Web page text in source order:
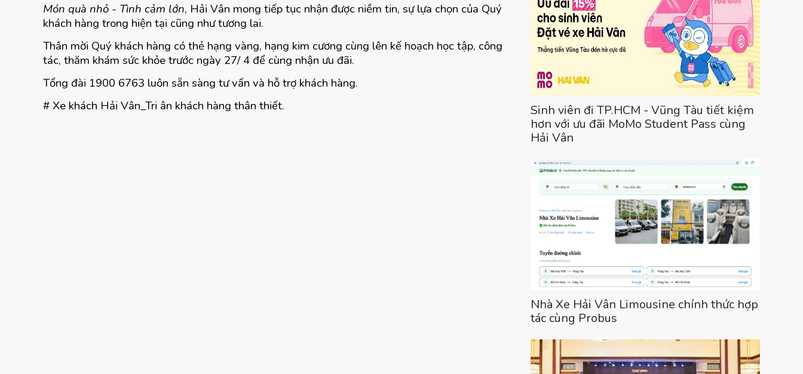
Món quà nhỏ - Tình cảm lớn, Hải Vân mong tiếp tục nhận được niềm tin, sự lựa chọn của Quý
khách hàng trong hiện tại cũng như tương lai.
Thân mời Quý khách hàng có thẻ hạng vàng, hạng kim cương cùng lên kế hoạch học tập, công
tác, thăm khám sức khỏe trước ngày 27/ 4 để cùng nhận ưu đãi.
Tổng đài 1900 6763 luôn sẵn sàng tư vấn và hỗ trợ khách hàng.
# Xe khách Hải Vân_Tri ân khách hàng thân thiết.
Sinh viên đi TP.HCM - Vũng Tàu tiết kiệm
hơn với ưu đãi MoMo Student Pass cùng
Hải Vân
Nhà Xe Hải Vân Limousine chính thức hợp
tác cùng Probus